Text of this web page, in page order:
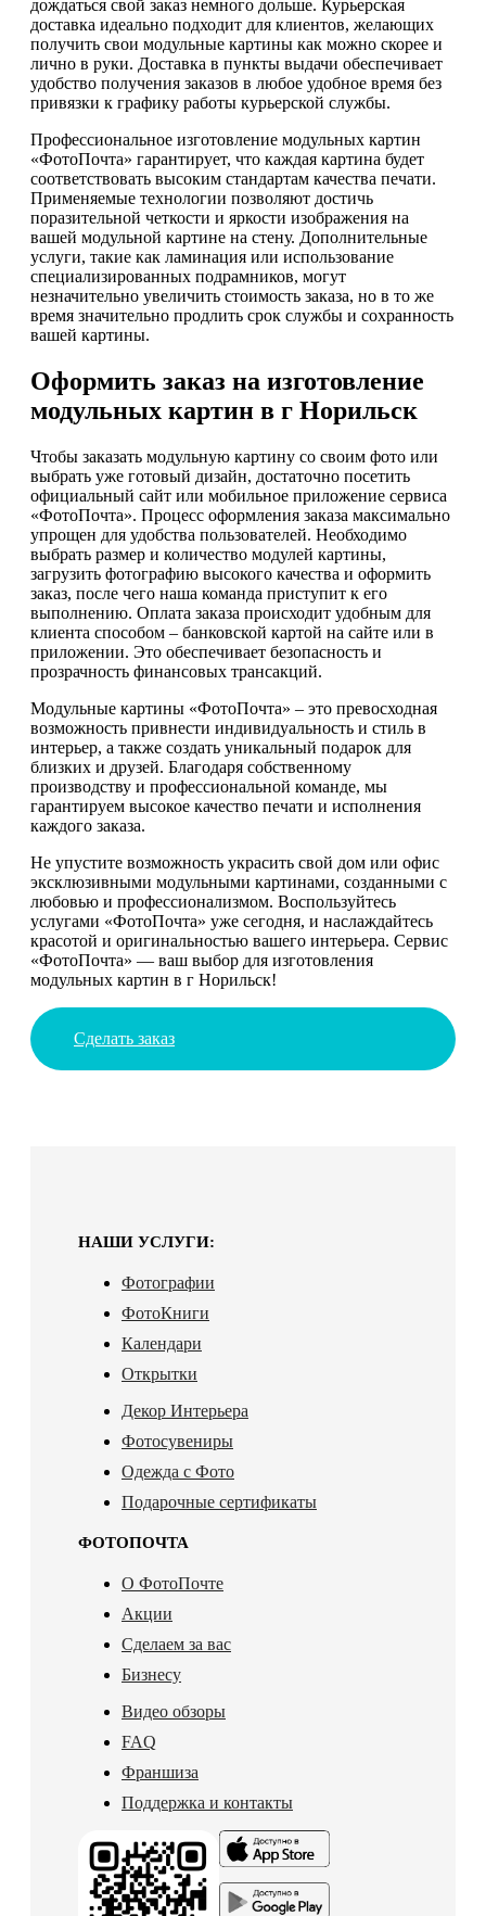
дождаться свой заказ немного дольше. Курьерская
доставка идеально подходит для клиентов, желающих
получить свои модульные картины как можно скорее и
лично в руки. Доставка в пункты выдачи обеспечивает
удобство получения заказов в любое удобное время без
привязки к графику работы курьерской службы.
Профессиональное изготовление модульных картин
«ФотоПочта» гарантирует, что каждая картина будет
соответствовать высоким стандартам качества печати.
Применяемые технологии позволяют достичь
поразительной четкости и яркости изображения на
вашей модульной картине на стену. Дополнительные
услуги, такие как ламинация или использование
специализированных подрамников, могут
незначительно увеличить стоимость заказа, но в то же
время значительно продлить срок службы и сохранность
вашей картины.
Оформить заказ на изготовление
модульных картин в г Норильск
Чтобы заказать модульную картину со своим фото или
выбрать уже готовый дизайн, достаточно посетить
официальный сайт или мобильное приложение сервиса
«ФотоПочта». Процесс оформления заказа максимально
упрощен для удобства пользователей. Необходимо
выбрать размер и количество модулей картины,
загрузить фотографию высокого качества и оформить
заказ, после чего наша команда приступит к его
выполнению. Оплата заказа происходит удобным для
клиента способом – банковской картой на сайте или в
приложении. Это обеспечивает безопасность и
прозрачность финансовых трансакций.
Модульные картины «ФотоПочта» – это превосходная
возможность привнести индивидуальность и стиль в
интерьер, а также создать уникальный подарок для
близких и друзей. Благодаря собственному
производству и профессиональной команде, мы
гарантируем высокое качество печати и исполнения
каждого заказа.
Не упустите возможность украсить свой дом или офис
эксклюзивными модульными картинами, созданными с
любовью и профессионализмом. Воспользуйтесь
услугами «ФотоПочта» уже сегодня, и наслаждайтесь
красотой и оригинальностью вашего интерьера. Сервис
«ФотоПочта» — ваш выбор для изготовления
модульных картин в г Норильск!
Сделать заказ
НАШИ УСЛУГИ:
Фотографии
ФотоКниги
Календари
Открытки
Декор Интерьера
Фотосувениры
Одежда с Фото
Подарочные сертификаты
ФОТОПОЧТА
О ФотоПочте
Акции
Сделаем за вас
Бизнесу
Видео обзоры
FAQ
Франшиза
Поддержка и контакты